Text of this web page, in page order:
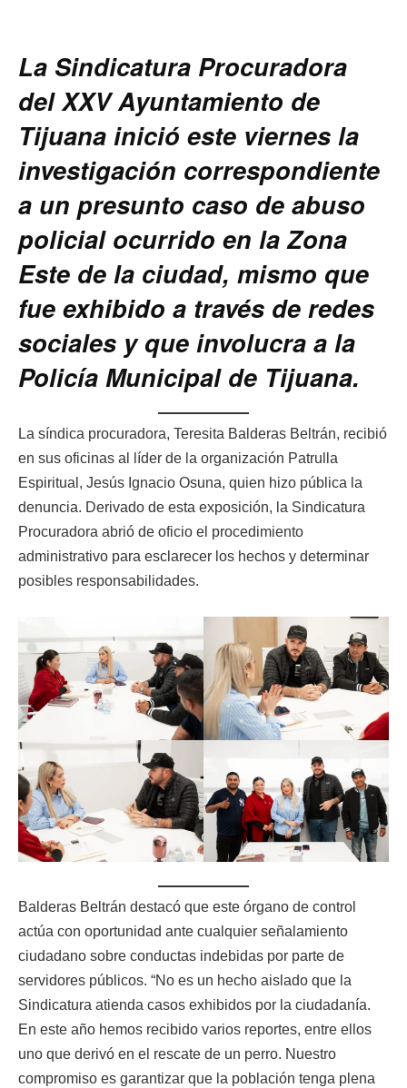
La Sindicatura Procuradora
del XXV Ayuntamiento de
Tijuana inició este viernes la
investigación correspondiente
a un presunto caso de abuso
policial ocurrido en la Zona
Este de la ciudad, mismo que
fue exhibido a través de redes
sociales y que involucra a la
Policía Municipal de Tijuana.
La síndica procuradora, Teresita Balderas Beltrán, recibió
en sus oficinas al líder de la organización Patrulla
Espiritual, Jesús Ignacio Osuna, quien hizo pública la
denuncia. Derivado de esta exposición, la Sindicatura
Procuradora abrió de oficio el procedimiento
administrativo para esclarecer los hechos y determinar
posibles responsabilidades.
Balderas Beltrán destacó que este órgano de control
actúa con oportunidad ante cualquier señalamiento
ciudadano sobre conductas indebidas por parte de
servidores públicos. “No es un hecho aislado que la
Sindicatura atienda casos exhibidos por la ciudadanía.
En este año hemos recibido varios reportes, entre ellos
uno que derivó en el rescate de un perro. Nuestro
compromiso es garantizar que la población tenga plena